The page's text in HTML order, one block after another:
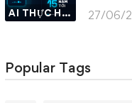
AI THỰC HÀNH 27/06/
Popular Tags